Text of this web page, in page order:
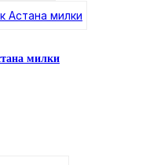
милки